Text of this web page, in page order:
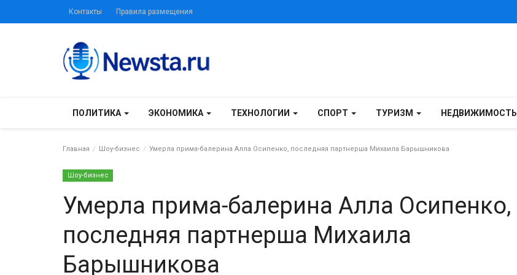
Контакты Правила размещения
ПОЛИТИКА ЭКОНОМИКА ТЕХНОЛОГИИ СПОРТ ТУРИЗМ НЕДВИЖИМОСТЬ
Главная Шоу-бизнес Умерла прима-балерина Алла Осипенко, последняя партнерша Михаила Барышникова
Шоу-бизнес
Умерла прима-балерина Алла Осипенко,
последняя партнерша Михаила
Барышникова